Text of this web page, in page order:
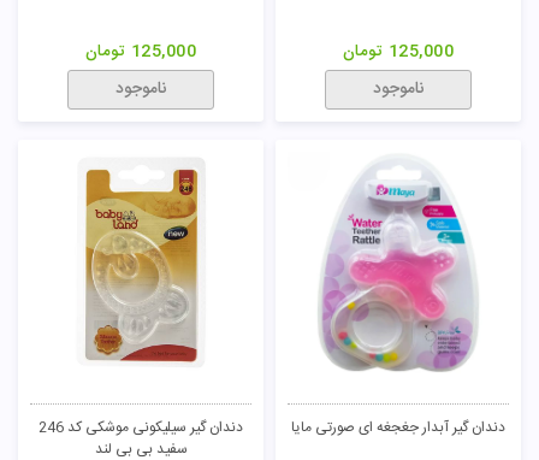
125,000 تومان
ناموجود
125,000 تومان
ناموجود
دندان گیر آبدار جغجغه ای صورتی مایا
دندان گیر سیلیکونی موشکی کد 246
سفید بی بی لند